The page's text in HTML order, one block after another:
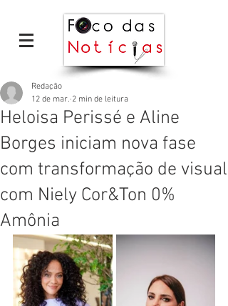
Heloisa Perissé e Aline
Borges iniciam nova fase
com transformação de visual
com Niely Cor&Ton 0%
Amônia
Redação
12 de mar. 2 min de leitura